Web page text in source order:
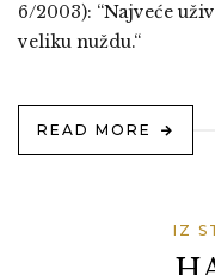
6/2003): “Najveće
veliku nuždu.“
READ MORE
IZ